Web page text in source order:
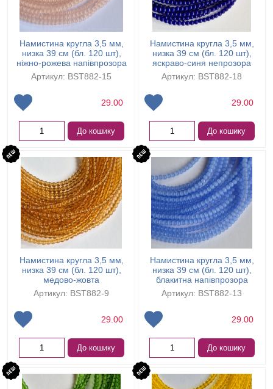
Намистина кругла 3,5 мм,
низка 39 см (бл. 120 шт),
ніжно-рожева напівпрозора
Артикул: BST882-15
29.00
До кошику
Намистина кругла 3,5 мм,
низка 39 см (бл. 120 шт),
яскраво-синя непрозора
Артикул: BST882-18
29.00
До кошику
Намистина кругла 3,5 мм,
низка 39 см (бл. 120 шт),
медово-жовта
Артикул: BST882-9
29.00
До кошику
Намистина кругла 3,5 мм,
низка 39 см (бл. 120 шт),
блакитна напівпрозора
Артикул: BST882-13
29.00
До кошику